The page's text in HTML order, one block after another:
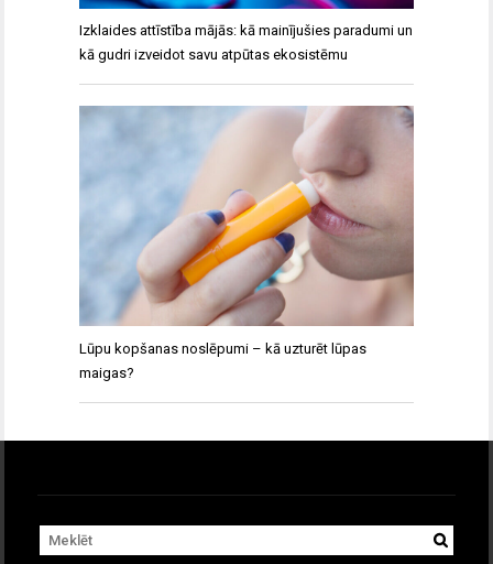
Izklaides attīstība mājās: kā mainījušies paradumi un
kā gudri izveidot savu atpūtas ekosistēmu
Lūpu kopšanas noslēpumi – kā uzturēt lūpas
maigas?